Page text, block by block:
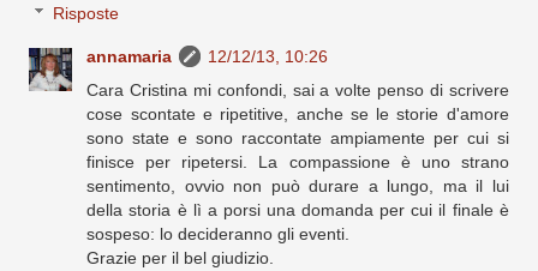
Risposte
annamaria
12/12/13, 10:26
Cara Cristina mi confondi, sai a volte penso di scrivere
cose scontate e ripetitive, anche se le storie d'amore
sono state e sono raccontate ampiamente per cui si
finisce per ripetersi. La compassione è uno strano
sentimento, ovvio non può durare a lungo, ma il lui
della storia è lì a porsi una domanda per cui il finale è
sospeso: lo decideranno gli eventi.
Grazie per il bel giudizio.